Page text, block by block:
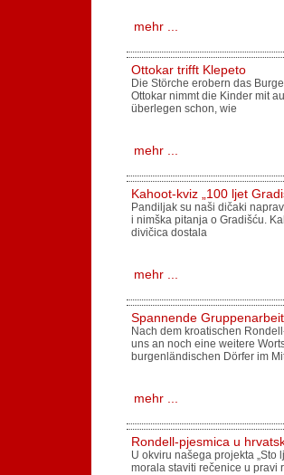
mehr ...
Ottokar trifft Klepeto
Die Störche erobern das
Ottokar nimmt die Kinder mit
überlegen schon, wie
mehr ...
Kahoot-kviz „100 ljet
Pandiljak su naši dičaki
i nimška pitanja o Gradišću.
divičica dostala
mehr ...
Spannende
Nach dem kroatischen
uns an noch eine weitere
burgenländischen Dörfer im
mehr ...
Rondell-pjesmica u
U okviru našega projekta „Sto
morala staviti rečenice u pravi